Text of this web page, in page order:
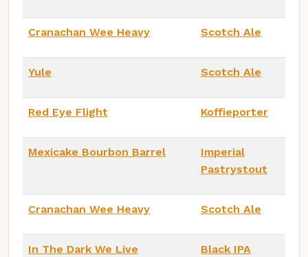
Cranachan Wee Heavy Scotch Ale
Yule Scotch Ale
Red Eye Flight Koffieporter
Mexicake Bourbon Barrel
Imperial
Pastrystout
Cranachan Wee Heavy Scotch Ale
In The Dark We Live Black IPA